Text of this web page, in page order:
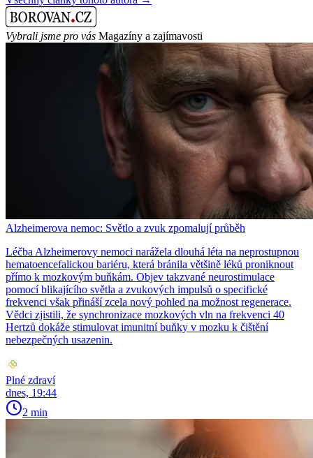
Vybrali jsme pro vás Magazíny a zajímavosti
Alzheimerova nemoc: Světlo a zvuk zpomalují průběh
Léčba Alzheimerovy nemoci narážela dlouhá léta na neprostupnou
hematoencefalickou bariéru, která bránila většině léků proniknout
přímo k mozkovým buňkám. Objev takzvané neurostimulace
pomocí blikajícího světla a zvukových impulsů o specifické
frekvenci však přináší zcela nový pohled na možnost regenerace.
Vědci zjistili, že synchronizace mozkových vln na frekvenci 40
Hertzů dokáže stimulovat imunitní buňky v mozku k čištění
nebezpečných usazenin.
Plné zdraví
dnes, 19:44
2 min